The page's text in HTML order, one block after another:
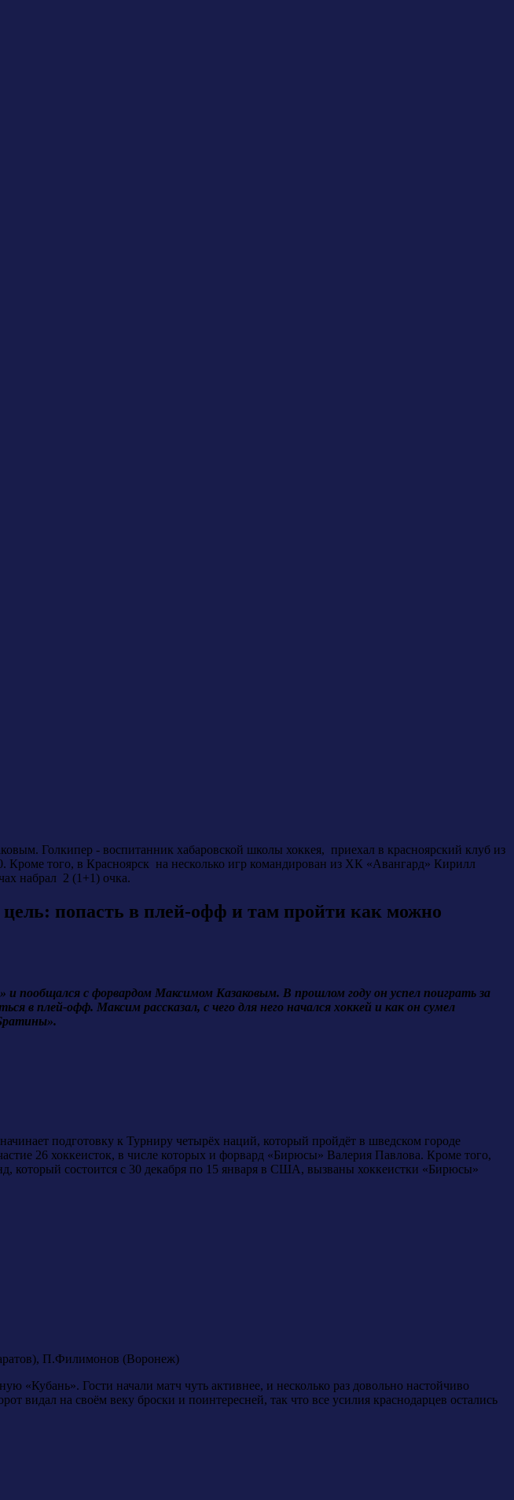
Голкипер - воспитанник хабаровской школы хоккея, приехал в красноярский клуб из
того, в Красноярск на несколько игр командирован из ХК «Авангард» Кирилл
набрал 2 (1+1) очка.
попасть в плей-офф и там пройти как можно
и пообщался с форвардом Максимом Казаковым. В прошлом году он успел поиграть за
в плей-офф. Максим рассказал, с чего для него начался хоккей и как он сумел
подготовку к Турниру четырёх наций, который пройдёт в шведском городе
26 хоккеисток, в числе которых и форвард «Бирюсы» Валерия Павлова. Кроме того,
который состоится с 30 декабря по 15 января в США, вызваны хоккеистки «Бирюсы»
П.Филимонов (Воронеж)
«Кубань». Гости начали матч чуть активнее, и несколько раз довольно настойчиво
видал на своём веку броски и поинтересней, так что все усилия краснодарцев остались